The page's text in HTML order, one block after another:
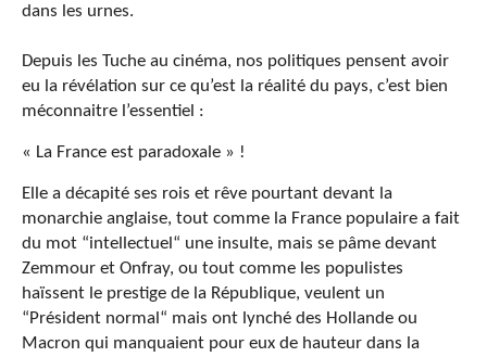
dans les urnes.
Depuis les Tuche au cinéma, nos politiques pensent avoir
eu la révélation sur ce qu’est la réalité du pays, c’est bien
méconnaitre l’essentiel :
« La France est paradoxale » !
Elle a décapité ses rois et rêve pourtant devant la
monarchie anglaise, tout comme la France populaire a fait
du mot “intellectuel“ une insulte, mais se pâme devant
Zemmour et Onfray, ou tout comme les populistes
haïssent le prestige de la République, veulent un
“Président normal“ mais ont lynché des Hollande ou
Macron qui manquaient pour eux de hauteur dans la